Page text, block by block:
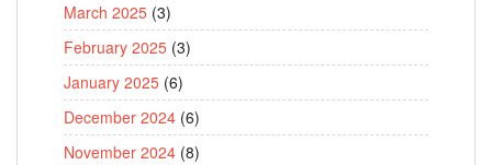
March 2025 (3)
February 2025 (3)
January 2025 (6)
December 2024 (6)
November 2024 (8)